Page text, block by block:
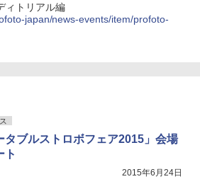
ィトリアル編
japan/news-events/item/profoto-
タブルストロボフェア2015」会場
ト
2015年6月24日